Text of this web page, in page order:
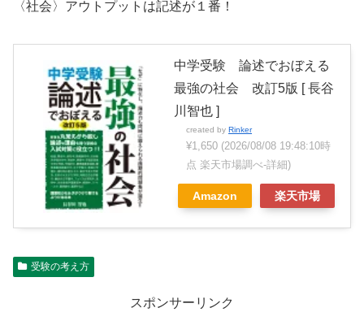
〈社会〉アウトプットは記述が１番！
中学受験 論述でおぼえる
最強の社会 改訂5版 [ 長谷
川智也 ]
created by Rinker
¥1,650 (2026/08/08 19:48:10時
点 楽天市場調べ-詳細)
Amazon 楽天市場
受験の考え方
スポンサーリンク